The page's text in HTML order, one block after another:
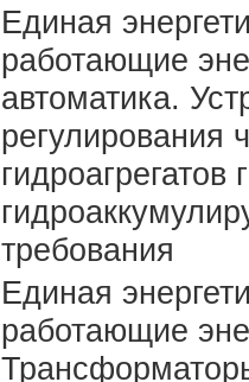
Единая
работающие
автоматика.
регулирования
гидроагрегатов
требования
Единая
работающие